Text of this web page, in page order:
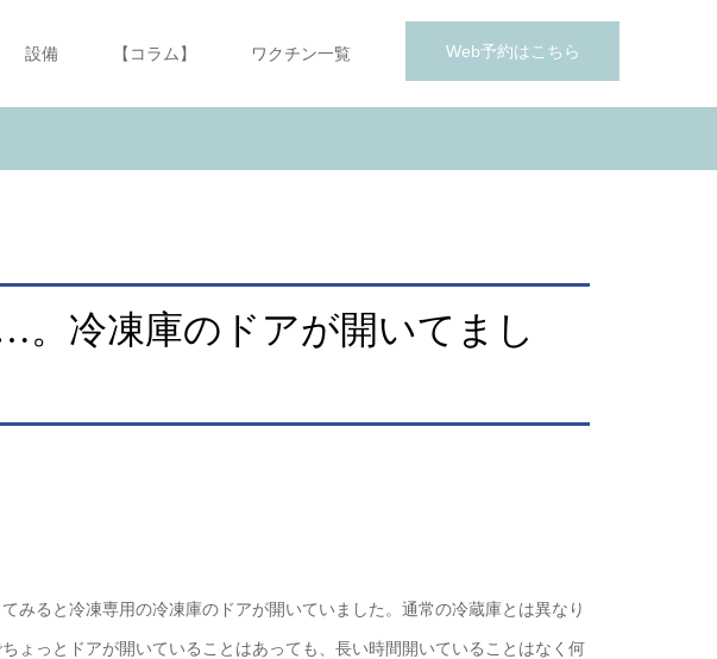
Web予約はこちら
設備 【コラム】 ワクチン一覧
。冷凍庫のドアが開いてまし
みると冷凍専用の冷凍庫のドアが開いていました。通常の冷蔵庫とは異なり
ょっとドアが開いていることはあっても、長い時間開いていることはなく何